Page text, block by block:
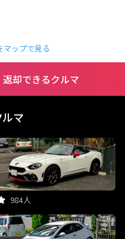
マップで見る
却できるクルマ
マ
984人